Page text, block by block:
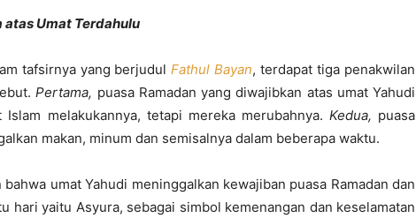
atas Umat Terdahulu
tafsirnya yang berjudulFathul Bayan, terdapat tiga penakwilan
Pertama, puasa Ramadan yang diwajibkan atas umat Yahudi
melakukannya, tetapi mereka merubahnya. Kedua, puasa
makan, minum dan semisalnya dalam beberapa waktu.
umat Yahudi meninggalkan kewajiban puasa Ramadan dan
hari yaitu Asyura, sebagai simbol kemenangan dan keselamatan